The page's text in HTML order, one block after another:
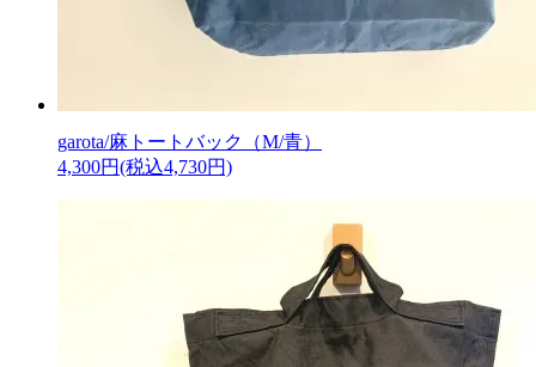
garota/麻トートバック（M/青）
4,300円(税込4,730円)